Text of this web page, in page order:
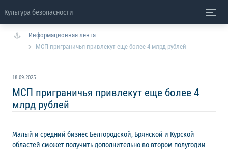
Культура безопасности
Информационная лента
МСП приграничья привлекут еще более 4 млрд рублей
18.09.2025
МСП приграничья привлекут еще более 4
млрд рублей
Малый и средний бизнес Белгородской, Брянской и Курской
областей сможет получить дополнительно во втором полугодии